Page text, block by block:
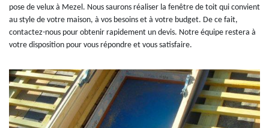
pose de velux à Mezel. Nous saurons réaliser la fenêtre de toit qui convient
au style de votre maison, à vos besoins et à votre budget. De ce fait,
contactez-nous pour obtenir rapidement un devis. Notre équipe restera à
votre disposition pour vous répondre et vous satisfaire.